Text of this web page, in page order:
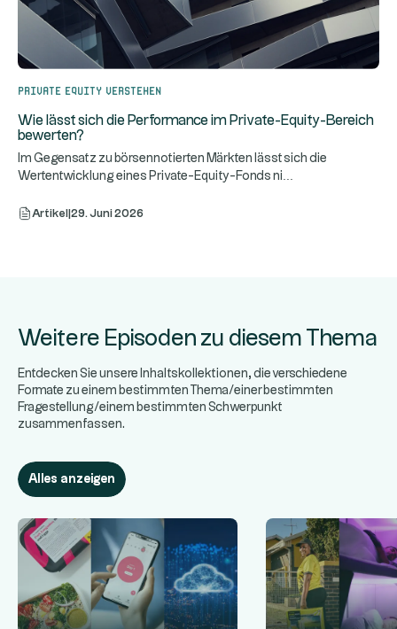
Private Equity verstehen
Wie lässt sich die Performance im Private-Equity-Bereich
bewerten?
Im Gegensatz zu börsennotierten Märkten lässt sich die
Wertentwicklung eines Private-Equity-Fonds ni
Artikel 29. Juni 2026
Weitere Episoden zu diesem Thema
Entdecken Sie unsere Inhaltskollektionen, die verschiedene
Formate zu einem bestimmten Thema/einer bestimmten
Fragestellung/einem bestimmten Schwerpunkt
zusammenfassen.
Alles anzeigen